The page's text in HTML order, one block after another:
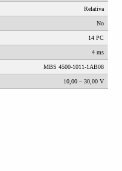
Relativa
No
14 PC
4 ms
MBS 4500-1011-1AB08
10,00 – 30,00 V